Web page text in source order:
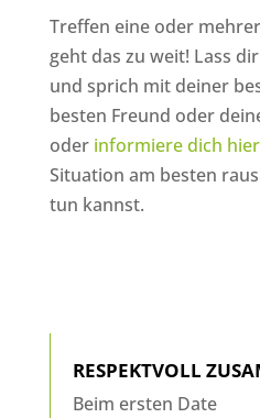
Treffen eine oder
geht das zu weit! Lass
und sprich mit deiner
besten Freund oder
oderinformiere dich hier
Situation am besten
tun kannst.
RESPEKTVOLL
Beim ersten Date